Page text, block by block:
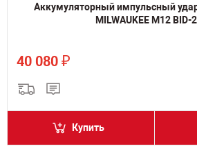
Аккумуляторный импульсный
MILWAUKEE M12 BID-
40 080 ₽
Купить